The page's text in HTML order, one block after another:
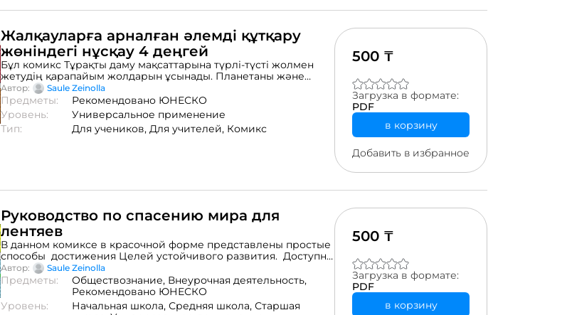
Жалқауларға арналған әлемді құтқару
жөніндегі нұсқау 4 деңгей
Бұл комикс Тұрақты даму мақсаттарына түрлі-түсті жолмен
жетудің қарапайым жолдарын ұсынады. Планетаны және
қоршаған ортаны сақтауға ықпал ететін күнделікті қол жетімді
әрекеттер туралы оңай айтылған. Барлық жастағы
оқырмандарға ұсынылады.
Автор: Saule Zeinolla
Предметы:
Рекомендовано ЮНЕСКО
Уровень:
Универсальное применение
Тип:
Для учеников, Для учителей, Комикс
500 ₸
Загрузка в формате:
PDF
в корзину
Добавить в избранное
Руководство по спасению мира для
лентяев
В данном комиксе в красочной форме представлены простые
способы достижения Целей устойчивого развития. Доступно
и легко рассказано об ежедневных действиях,
способствующих сохранению планеты и окружающей среды.
Рекомендованы для читателей любого возраста.
Автор: Saule Zeinolla
Предметы: Обществознание, Внеурочная деятельность,
Рекомендовано ЮНЕСКО
Уровень:
Начальная школа, Средняя школа, Старшая
500 ₸
Загрузка в формате:
PDF
в корзину